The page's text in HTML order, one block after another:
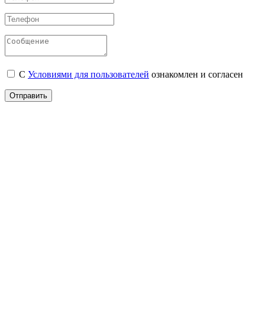
С Условиями для пользователей ознакомлен и согласен
Отправить